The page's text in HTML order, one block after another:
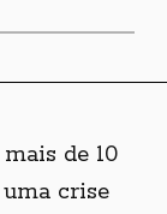
de 10
crise